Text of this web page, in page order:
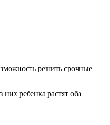
решить срочные
ребенка растят оба